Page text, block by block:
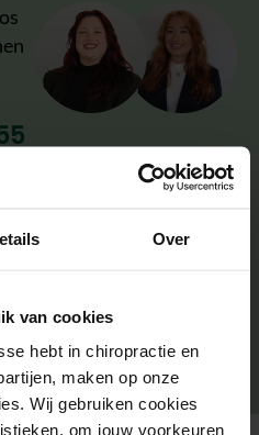
Over
van cookies
hebt in chiropractie en
maken op onze
Wij gebruiken cookies
om jouw voorkeuren